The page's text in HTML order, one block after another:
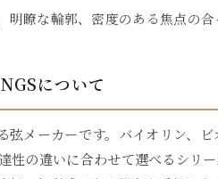
明瞭な輪郭、密度のある焦点の合
について
メーカーです。バイオリン、ビ
性の違いに合わせて選べるシリ